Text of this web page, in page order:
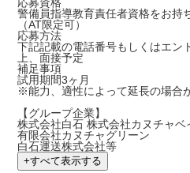
応募資格
警備員指導教育責任者資格をお持
（AT限定可）
応募方法
下記記載の電話番号もしくはエン
上、面接予定
補足事項
試用期間3ヶ月
※能力、適性によって延長の場合
【グループ企業】
株式会社白石 株式会社カヌチャベ
有限会社カヌチャグリーン
白石運送株式会社等
+すべて表示する